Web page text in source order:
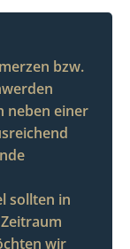
bzw.
neben einer
sollten in
wir